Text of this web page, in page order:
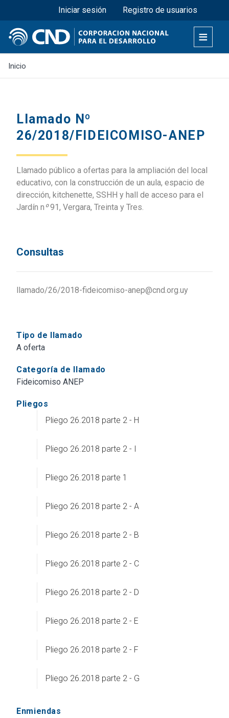
Pasar
al
contenido
principal
Menú superior
Iniciar sesión Registro de usuarios
Inicio
Tipo de llamado
A oferta
Categoría de llamado
Fideicomiso ANEP
Pliegos
Pliego 26.2018 parte 2 - H
Pliego 26.2018 parte 2 - I
Pliego 26.2018 parte 1
Pliego 26.2018 parte 2 - A
Pliego 26.2018 parte 2 - B
Pliego 26.2018 parte 2 - C
Pliego 26.2018 parte 2 - D
Pliego 26.2018 parte 2 - E
Pliego 26.2018 parte 2 - F
Pliego 26.2018 parte 2 - G
Enmiendas
Llamado Nº
26/2018/FIDEICOMISO-ANEP
Llamado público a ofertas para la ampliación del local
educativo, con la construcción de un aula, espacio de
dirección, kitchenette, SSHH y hall de acceso para el
Jardín n º91, Vergara, Treinta y Tres.
Consultas
llamado/26/2018-fideicomiso-anep@cnd.org.uy